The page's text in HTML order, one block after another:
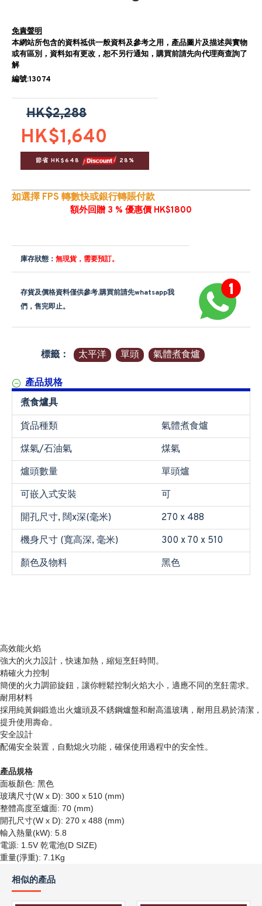
免責聲明
本網站所包含的資料祗供一般資料及參考之用，產品圖片及描述與實物
或有區別，資料如有更改，恕不另行通知，購買前請先向代理商查詢了
解
編號:13074
HK$1,640
HK$2,288
節省 HK$648 28%
如選擇 FPS 轉數快或銀行轉賬付款
額外回贈 3 % 優惠價 HK$1800
庫存狀態： 無現貨，需要預訂。
存貨及價格資料僅供參考,購買前請先whatsapp我
們，售完即止。
標籤： 太平洋 單頭 氣體煮食爐
產品規格
煮食爐具
貨品種類
氣體煮食爐
煤氣/石油氣
煤氣
爐頭數量
單頭爐
可嵌入式安裝
可
開孔尺寸, 闊x深(毫米)
270 x 488
機身尺寸 (寬高深, 毫米)
300 x 70 x 510
顏色及物料
黑色
高效能火焰
強大的火力設計，快速加熱，縮短烹飪時間。
精確火力控制
簡便的火力調節旋鈕，讓你輕鬆控制火焰大小，適應不同的烹飪需求。
耐用材料
採用純黃銅鍛造出火爐頭及不銹鋼爐盤和耐高溫玻璃，耐用且易於清潔，
提升使用壽命。
安全設計
配備安全裝置，自動熄火功能，確保使用過程中的安全性。
產品規格
面板顏色: 黑色
玻璃尺寸(W x D): 300 x 510 (mm)
整體高度至爐面: 70 (mm)
開孔尺寸(W x D): 270 x 488 (mm)
輸入熱量(kW): 5.8
電源: 1.5V 乾電池(D SIZE)
重量(淨重): 7.1Kg
相似的產品